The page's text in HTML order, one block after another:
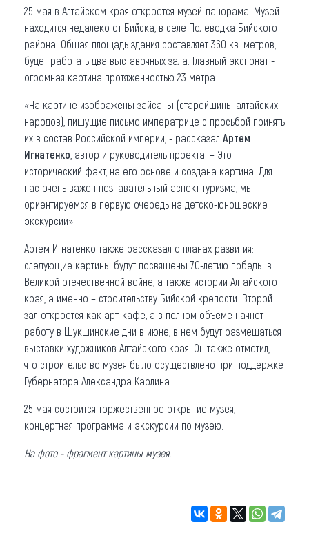
25 мая в Алтайском края откроется музей-панорама. Музей
находится недалеко от Бийска, в селе Полеводка Бийского
района. Общая площадь здания составляет 360 кв. метров,
будет работать два выставочных зала. Главный экспонат -
огромная картина протяженностью 23 метра.
«На картине изображены зайсаны (старейшины алтайских
народов), пишущие письмо императрице с просьбой принять
их в состав Российской империи, - рассказал Артем
Игнатенко , автор и руководитель проекта. – Это
исторический факт, на его основе и создана картина. Для
нас очень важен познавательный аспект туризма, мы
ориентируемся в первую очередь на детско-юношеские
экскурсии».
Артем Игнатенко также рассказал о планах развития:
следующие картины будут посвящены 70-летию победы в
Великой отечественной войне, а также истории Алтайского
края, а именно – строительству Бийской крепости. Второй
зал откроется как арт-кафе, а в полном объеме начнет
работу в Шукшинские дни в июне, в нем будут размещаться
выставки художников Алтайского края. Он также отметил,
что строительство музея было осуществлено при поддержке
Губернатора Александра Карлина.
25 мая состоится торжественное открытие музея,
концертная программа и экскурсии по музею.
На фото - фрагмент картины музея.